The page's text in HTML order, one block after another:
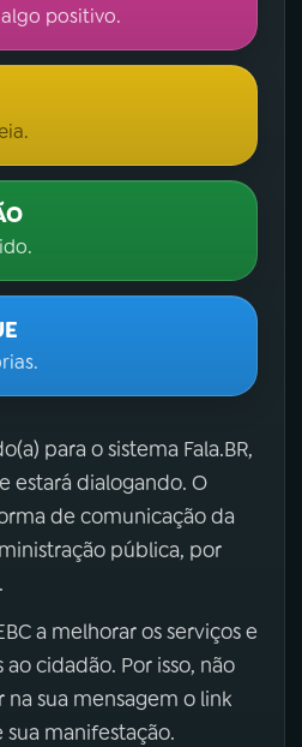
positivo.
para o sistema Fala.BR,
estará dialogando. O
de comunicação da
pública, por
a melhorar os serviços e
cidadão. Por isso, não
sua mensagem o link
manifestação.